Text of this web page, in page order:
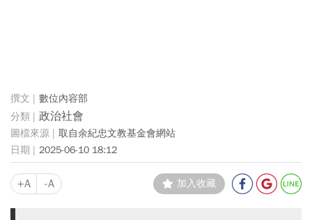
數位內容部
政治社會
取自余紀忠文教基金會網站
2025-06-10 18:12
+A -A 加入收藏